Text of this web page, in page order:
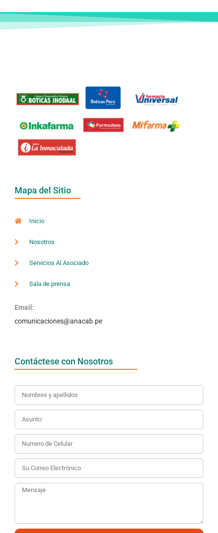
Mapa del Sitio
Inicio
Nosotros
Servicios Al Asociado
Sala de prensa
Email:
comunicaciones@anacab.pe
Contáctese con Nosotros